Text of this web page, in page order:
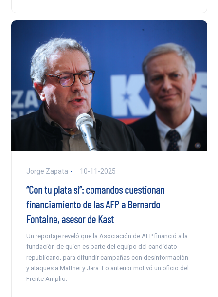
Jorge Zapata 10-11-2025
“Con tu plata sí”: comandos cuestionan
financiamiento de las AFP a Bernardo
Fontaine, asesor de Kast
Un reportaje reveló que la Asociación de AFP financió a la
fundación de quien es parte del equipo del candidato
republicano, para difundir campañas con desinformación
y ataques a Matthei y Jara. Lo anterior motivó un oficio del
Frente Amplio.